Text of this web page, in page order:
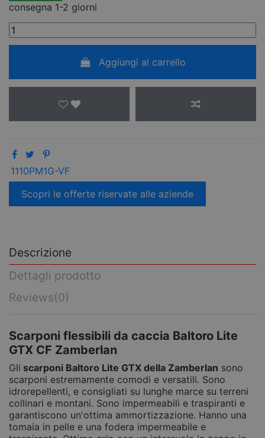
consegna 1-2 giorni
Aggiungi al carrello
1110PM1G-VF
Scopri le offerte riservate alle aziende
Descrizione
Dettagli prodotto
Reviews(0)
Scarponi flessibili da caccia Baltoro Lite
GTX CF Zamberlan
Gli scarponi Baltoro Lite GTX della Zamberlan sono
scarponi estremamente comodi e versatili. Sono
idrorepellenti, e consigliati su lunghe marce su terreni
collinari e montani. Sono impermeabili e traspiranti e
garantiscono un'ottima ammortizzazione. Hanno una
tomaia in pelle e una fodera impermeabile e